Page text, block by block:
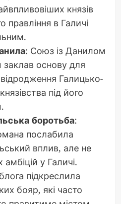
князів
правління в Галичі
: Союз із Данилом
основу для
Галицько-
під його
боротьба:
послабила
вплив, але не
амбіцій у Галичі.
підкреслила
бояр, які часто